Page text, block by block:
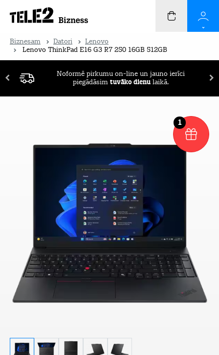
Biznesam Datori
Lenovo
Lenovo ThinkPad E16 G3 R7 250 16GB 512GB
Noformē pirkumu on-line un jauno ierīci
piegādāsim tuvāko dienu laikā.
1